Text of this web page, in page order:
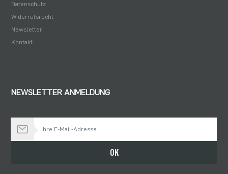
Datenschutz
Widerrufsrecht
Newsletter
Kontakt
NEWSLETTER ANMELDUNG
OK